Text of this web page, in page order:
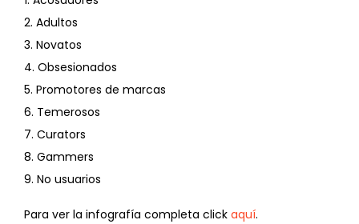
2. Adultos
3. Novatos
4. Obsesionados
5. Promotores de marcas
6. Temerosos
7. Curators
8. Gammers
9. No usuarios
Para ver la infografía completa click aquí.